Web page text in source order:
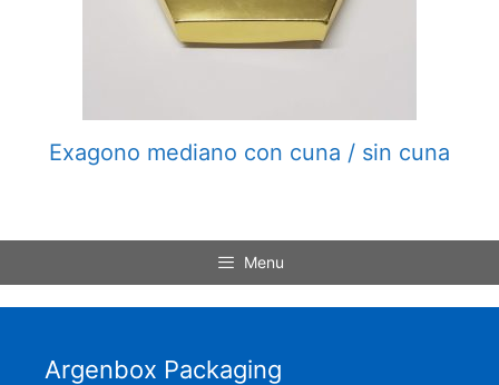
Exagono mediano con cuna / sin cuna
Menu
Argenbox Packaging